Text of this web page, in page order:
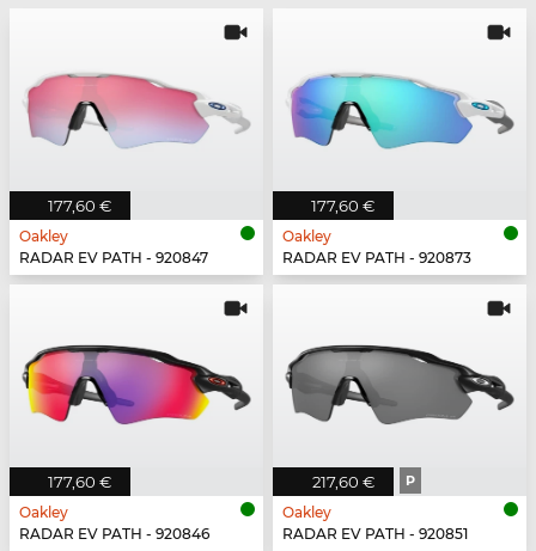
177,60 €
Oakley
RADAR EV PATH - 920847
177,60 €
Oakley
RADAR EV PATH - 920873
177,60 €
Oakley
RADAR EV PATH - 920846
217,60 € P
Oakley
RADAR EV PATH - 920851